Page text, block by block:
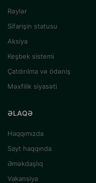
Rəylər
Sifarişin statusu
Aksiya
Keşbek sistemi
Çatdırılma və ödəniş
Məxfilik siyasəti
ƏLAQƏ
Haqqımızda
Sayt haqqında
Əməkdaşlıq
Vakansiya